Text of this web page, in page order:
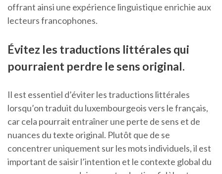
offrant ainsi une expérience linguistique enrichie aux
lecteurs francophones.
Évitez les traductions littérales qui
pourraient perdre le sens original.
Il est essentiel d’éviter les traductions littérales
lorsqu’on traduit du luxembourgeois vers le français,
car cela pourrait entraîner une perte de sens et de
nuances du texte original. Plutôt que de se
concentrer uniquement sur les mots individuels, il est
important de saisir l’intention et le contexte global du